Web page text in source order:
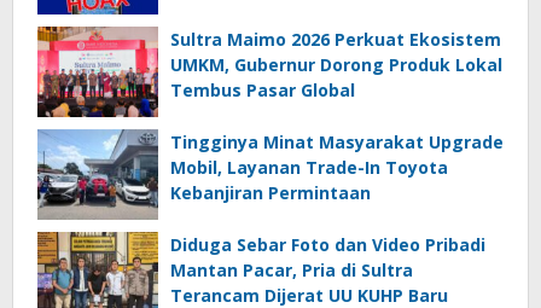
Sultra Maimo 2026 Perkuat Ekosistem
UMKM, Gubernur Dorong Produk Lokal
Tembus Pasar Global
Tingginya Minat Masyarakat Upgrade
Mobil, Layanan Trade-In Toyota
Kebanjiran Permintaan
Diduga Sebar Foto dan Video Pribadi
Mantan Pacar, Pria di Sultra
Terancam Dijerat UU KUHP Baru